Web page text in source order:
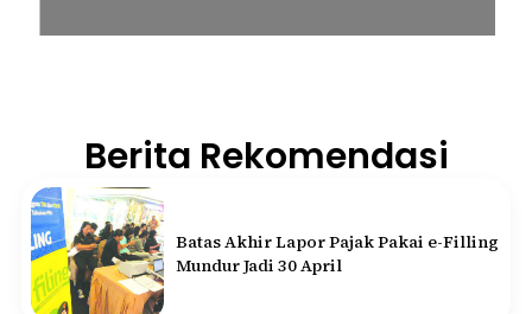
Berita Rekomendasi
Batas Akhir Lapor Pajak Pakai e-Filling
Mundur Jadi 30 April